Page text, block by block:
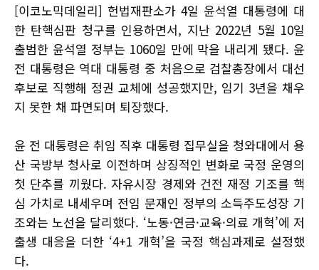
[이코노믹데일리] 헌법재판소가 4일 윤석열 대통령에 대
한 탄핵심판 청구를 인용하면서, 지난 2022년 5월 10일
출범한 윤석열 정부는 1060일 만에 막을 내리게 됐다. 윤
전 대통령은 역대 대통령 중 처음으로 검찰총장에서 대선
후보로 직행해 정권 교체에 성공했지만, 임기 3년을 채우
지 못한 채 파면되며 퇴장했다.
윤 전 대통령은 취임 직후 대통령 집무실을 청와대에서 용
산 국방부 청사로 이전하며 상징적인 변화로 국정 운영의
첫 단추를 끼웠다. 자유시장 경제와 건전 재정 기조를 핵
심 가치로 내세우며 전임 문재인 정부의 소득주도성장 기
조와는 노선을 달리했다. ‘노동·연금·교육·의료 개혁’에 저
출생 대응을 더한 ‘4+1 개혁’을 국정 핵심과제로 설정했
다.